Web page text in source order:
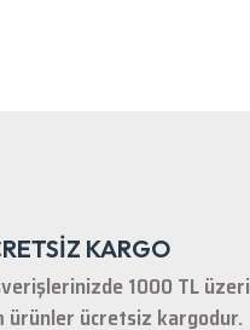
KARGO
1000 TL üzeri
ürünler ücretsiz kargodur.